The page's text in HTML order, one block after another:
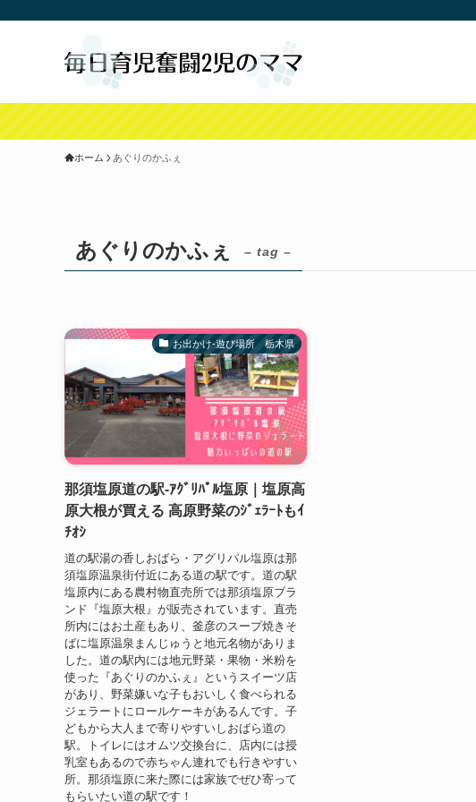
ホーム あぐりのかふぇ
あぐりのかふぇ – tag –
お出かけ-遊び場所 栃木県
那須塩原道の駅-ｱｸﾞﾘﾊﾟﾙ塩原｜塩原高
原大根が買える 高原野菜のｼﾞｪﾗｰﾄもｲ
ﾁｵｼ
道の駅湯の香しおばら・アグリパル塩原は那
須塩原温泉街付近にある道の駅です。道の駅
塩原内にある農村物直売所では那須塩原ブラ
ンド『塩原大根』が販売されています。直売
所内にはお土産もあり、釜彦のスープ焼きそ
ばに塩原温泉まんじゅうと地元名物がありま
した。道の駅内には地元野菜・果物・米粉を
使った『あぐりのかふぇ』というスイーツ店
があり、野菜嫌いな子もおいしく食べられる
ジェラートにロールケーキがあるんです。子
どもから大人まで寄りやすいしおばら道の
駅。トイレにはオムツ交換台に、店内には授
乳室もあるので赤ちゃん連れでも行きやすい
所。那須塩原に来た際には家族でぜひ寄って
もらいたい道の駅です！